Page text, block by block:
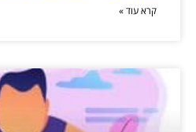
קרא עוד »